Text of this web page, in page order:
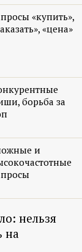
«купить»,
«цена»
борьба за
и
нельзя
на